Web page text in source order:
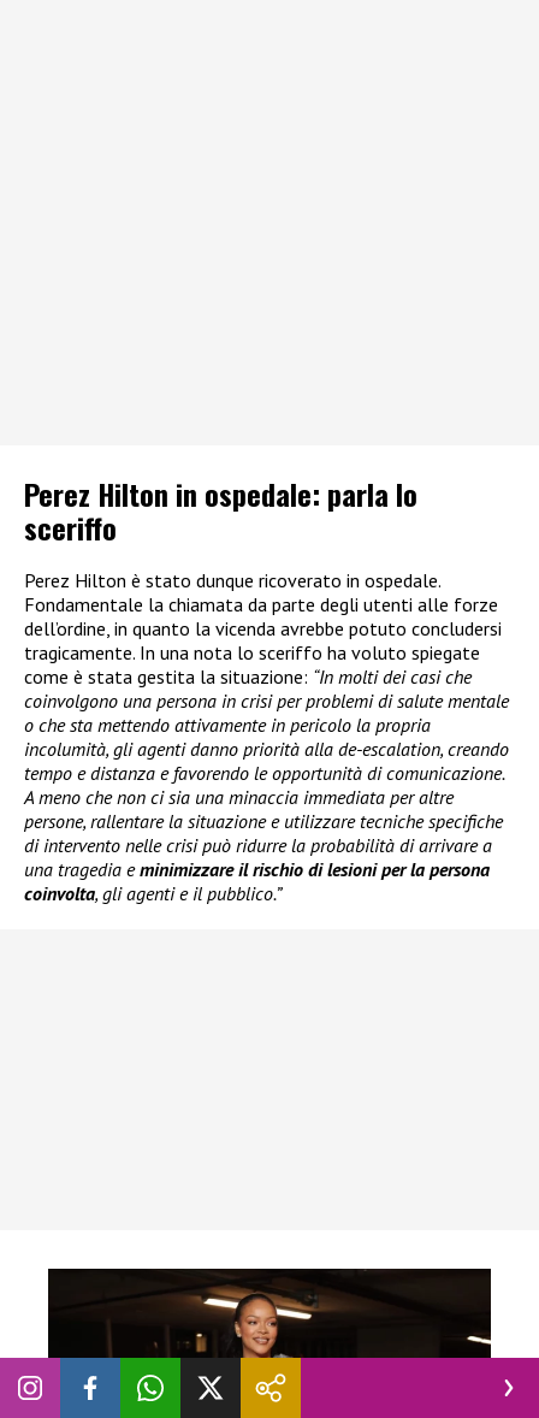
Perez Hilton in ospedale: parla lo
sceriffo
Perez Hilton è stato dunque ricoverato in ospedale.
Fondamentale la chiamata da parte degli utenti alle forze
dell’ordine, in quanto la vicenda avrebbe potuto concludersi
tragicamente. In una nota lo sceriffo ha voluto spiegate
come è stata gestita la situazione: “In molti dei casi che
coinvolgono una persona in crisi per problemi di salute mentale
o che sta mettendo attivamente in pericolo la propria
incolumità, gli agenti danno priorità alla de-escalation, creando
tempo e distanza e favorendo le opportunità di comunicazione.
A meno che non ci sia una minaccia immediata per altre
persone, rallentare la situazione e utilizzare tecniche specifiche
di intervento nelle crisi può ridurre la probabilità di arrivare a
una tragedia eminimizzare il rischio di lesioni per la persona
coinvolta, gli agenti e il pubblico.”